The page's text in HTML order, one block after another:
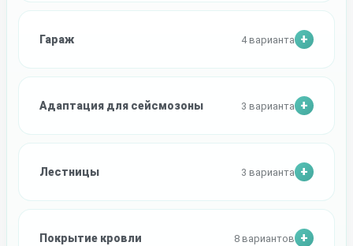
Гараж 4 варианта
Адаптация для сейсмозоны 3 варианта
Лестницы 3 варианта
Покрытие кровли 8 вариантов